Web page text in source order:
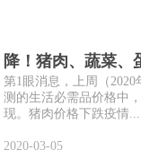
降！猪肉、蔬菜、
第1眼消息，上周（
测的生活必需品价格中
现。猪肉价格下跌疫情...
2020-03-05